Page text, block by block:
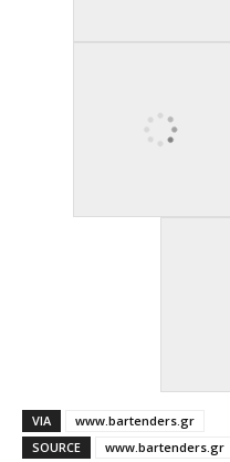
VIA
www.bartenders.gr
SOURCE
www.bartenders.gr